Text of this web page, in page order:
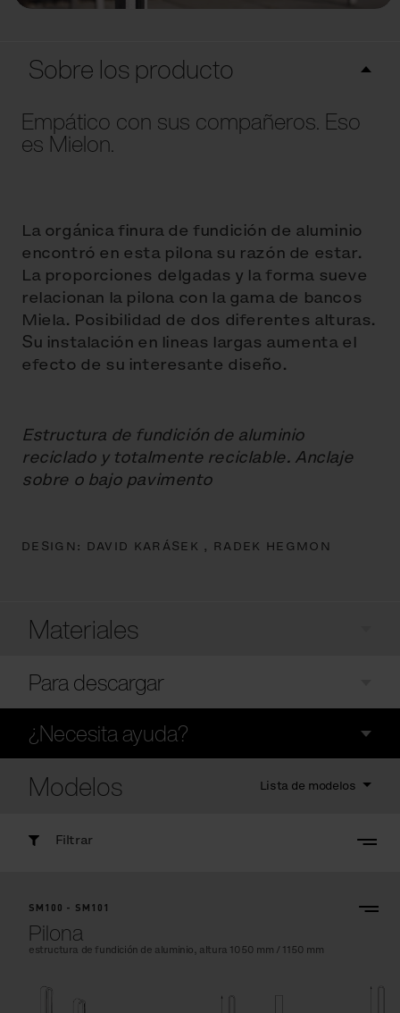
Sobre los producto
Empático con sus compañeros. Eso
es Mielon.
La orgánica finura de fundición de aluminio
encontró en esta pilona su razón de estar.
La proporciones delgadas y la forma sueve
relacionan la pilona con la gama de bancos
Miela. Posibilidad de dos diferentes alturas.
Su instalación en lineas largas aumenta el
efecto de su interesante diseño.
Estructura de fundición de aluminio
reciclado y totalmente reciclable. Anclaje
sobre o bajo pavimento
DESIGN: DAVID KARÁSEK , RADEK HEGMON
Materiales
Para descargar
¿Necesita ayuda?
Modelos Lista de modelos
Filtrar
SM100 - SM101
Pilona
estructura de fundición de aluminio, altura 1050 mm / 1150 mm